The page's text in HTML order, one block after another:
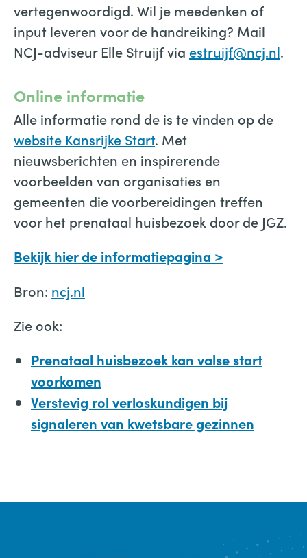
vertegenwoordigd. Wil je meedenken of
input leveren voor de handreiking? Mail
NCJ-adviseur Elle Struijf via estruijf@ncj.nl.
Online informatie
Alle informatie rond de is te vinden op de
website Kansrijke Start. Met
nieuwsberichten en inspirerende
voorbeelden van organisaties en
gemeenten die voorbereidingen treffen
voor het prenataal huisbezoek door de JGZ.
Bekijk hier de informatiepagina >
Bron: ncj.nl
Zie ook:
Prenataal huisbezoek kan valse start
voorkomen
Verstevig rol verloskundigen bij
signaleren van kwetsbare gezinnen